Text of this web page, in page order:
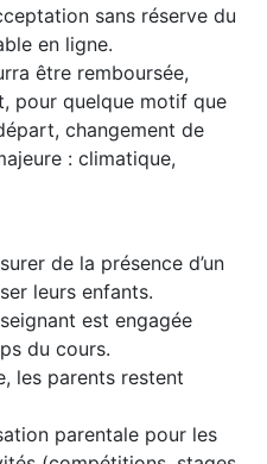
sans réserve du
en ligne.
être remboursée,
pour quelque motif que
changement de
: climatique,
de la présence d’un
leurs enfants.
est engagée
du cours.
les parents restent
parentale pour les